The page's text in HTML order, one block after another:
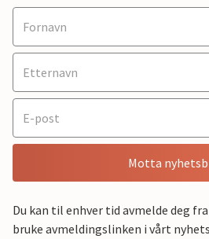
Motta
Du kan til enhver tid avmelde deg
bruke avmeldingslinken i vårt